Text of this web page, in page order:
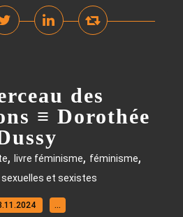
des
≡ Dorothée
, livre féminisme, féminisme,
et sexistes
…